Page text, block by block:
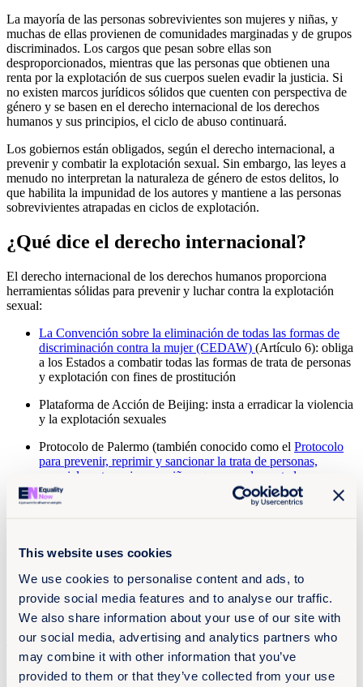
This website uses cookies
We use cookies to personalise content and ads, to
provide social media features and to analyse our traffic.
We also share information about your use of our site with
our social media, advertising and analytics partners who
may combine it with other information that you’ve
provided to them or that they’ve collected from your use
La mayoría de las personas sobrevivientes son mujeres y niñas, y
muchas de ellas provienen de comunidades marginadas y de grupos
discriminados. Los cargos que pesan sobre ellas son
desproporcionados, mientras que las personas que obtienen una
renta por la explotación de sus cuerpos suelen evadir la justicia. Si
no existen marcos jurídicos sólidos que cuenten con perspectiva de
género y se basen en el derecho internacional de los derechos
humanos y sus principios, el ciclo de abuso continuará.
Los gobiernos están obligados, según el derecho internacional, a
prevenir y combatir la explotación sexual. Sin embargo, las leyes a
menudo no interpretan la naturaleza de género de estos delitos, lo
que habilita la impunidad de los autores y mantiene a las personas
sobrevivientes atrapadas en ciclos de explotación.
¿Qué dice el derecho internacional?
El derecho internacional de los derechos humanos proporciona
herramientas sólidas para prevenir y luchar contra la explotación
sexual:
La Convención sobre la eliminación de todas las formas de
discriminación contra la mujer (CEDAW) (Artículo 6): obliga
a los Estados a combatir todas las formas de trata de personas
y explotación con fines de prostitución
Plataforma de Acción de Beijing: insta a erradicar la violencia
y la explotación sexuales
Protocolo de Palermo (también conocido como el Protocolo
para prevenir, reprimir y sancionar la trata de personas,
especialmente mujeres y niños, que complementa la
Convención de las Naciones Unidas contra la Delincuencia
Organizada Transnacional
): define la trata de personas con
fines de explotación sexual y exige que se tomen medidas al
elProtocolo Facultativo relativo a la venta de niños, la
prostitución infantil y la pornografía infantil
: insta a los
Estados a que aborden el abuso sexual infantil, incluido el
material de abuso sexual infantil y la trata de menores
También existen instrumentos regionales que exhortan a los Estados
Parte a implementar medidas adecuadas para proteger a las mujeres
y las niñas de todas las formas de violencia y explotación, incluida la